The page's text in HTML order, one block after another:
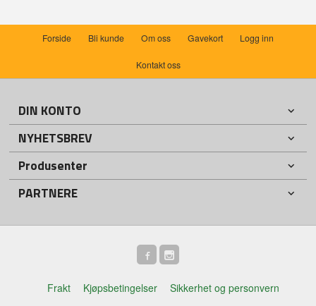
Forside Bli kunde Om oss Gavekort Logg inn
Kontakt oss
DIN KONTO
NYHETSBREV
Produsenter
PARTNERE
Frakt Kjøpsbetingelser
Sikkerhet og personvern